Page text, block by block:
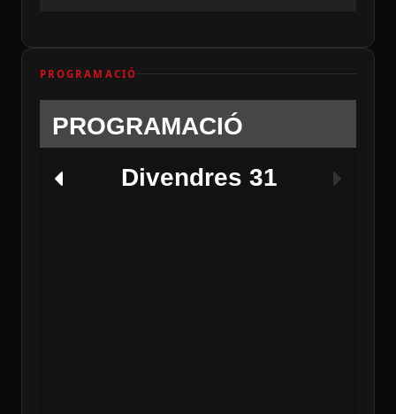
PROGRAMACIÓ
PROGRAMACIÓ
Divendres 31